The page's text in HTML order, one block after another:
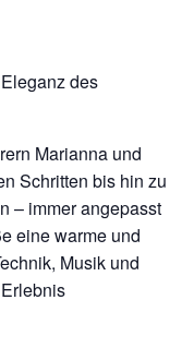
des
Marianna und
Schritten bis hin zu
– immer angepasst
eine warme und
Musik und